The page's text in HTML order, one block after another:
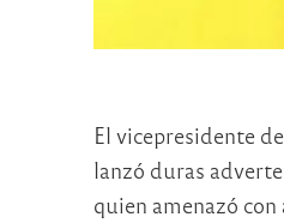
El vicepresidente
lanzó duras
quien amenazó